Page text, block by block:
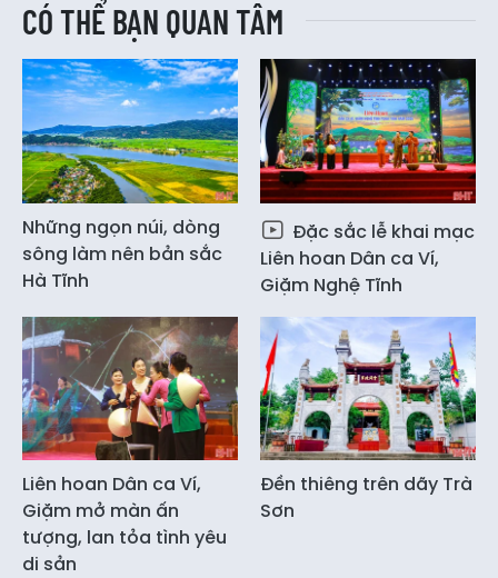
CÓ THỂ BẠN QUAN TÂM
Những ngọn núi, dòng
sông làm nên bản sắc
Hà Tĩnh
Đặc sắc lễ khai mạc
Liên hoan Dân ca Ví,
Giặm Nghệ Tĩnh
Liên hoan Dân ca Ví,
Giặm mở màn ấn
tượng, lan tỏa tình yêu
di sản
Đền thiêng trên dãy Trà
Sơn